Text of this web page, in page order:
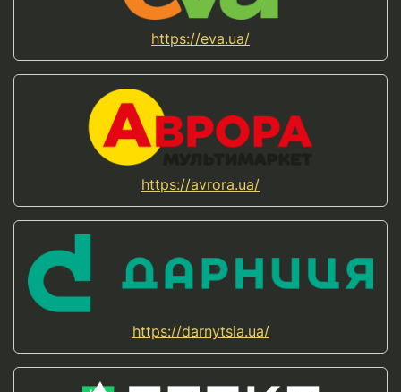
https://eva.ua/
https://avrora.ua/
https://darnytsia.ua/